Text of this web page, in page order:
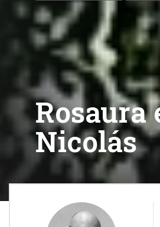
Rosaura
Nicolás